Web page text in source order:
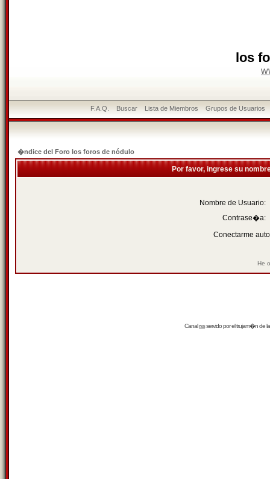
los
F.A.Q. Buscar Lista de Miembros Grupos de Usuarios
�ndice del Foro los foros de nódulo
Por favor, ingrese su
Nombre de Usuario:
Contrase�a:
Conectarme
He
Canalrssservido por eltrujam�nde